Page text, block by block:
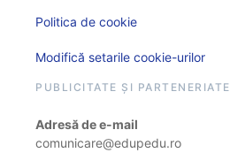
Politica de cookie
Modifică setarile cookie-urilor
PUBLICITATE ȘI PARTENERIATE
Adresă de e-mail
comunicare@edupedu.ro